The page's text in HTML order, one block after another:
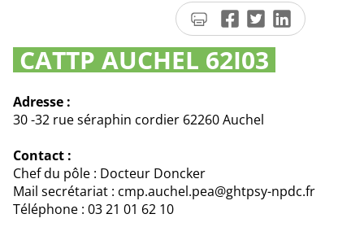
CATTP AUCHEL 62I03
Adresse :
30 -32 rue séraphin cordier 62260 Auchel
Contact :
Chef du pôle : Docteur Doncker
Mail secrétariat : cmp.auchel.pea@ghtpsy-npdc.fr
Téléphone : 03 21 01 62 10
Imprimer
la
page
Partager
sur
Facebook
Partager
sur
Twitter
Partager
sur